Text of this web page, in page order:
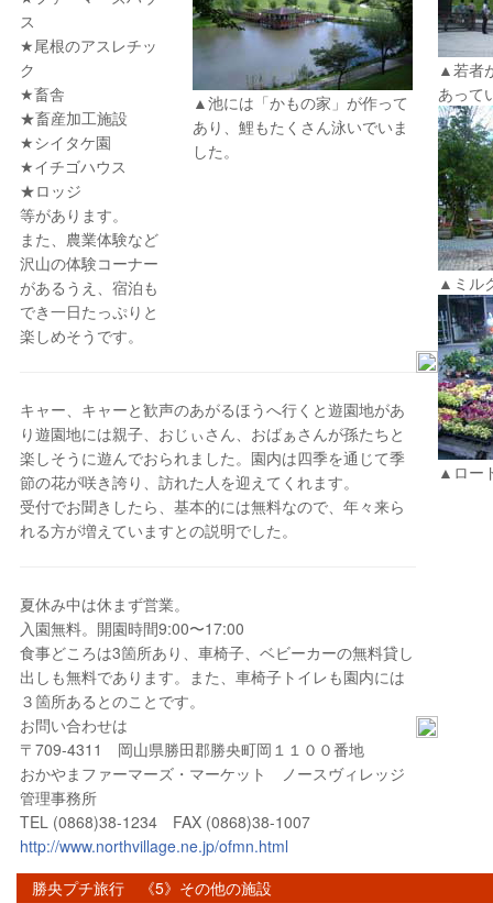
▲若者
あって
▲ミル
▲ロー
ス
★尾根のアスレチッ
ク
★畜舎
★畜産加工施設
★シイタケ園
★イチゴハウス
★ロッジ
等があります。
また、農業体験など
沢山の体験コーナー
があるうえ、宿泊も
でき一日たっぷりと
楽しめそうです。
▲池には「かもの家」が作って
あり、鯉もたくさん泳いでいま
した。
キャー、キャーと歓声のあがるほうへ行くと遊園地があ
り遊園地には親子、おじぃさん、おばぁさんが孫たちと
楽しそうに遊んでおられました。園内は四季を通じて季
節の花が咲き誇り、訪れた人を迎えてくれます。
受付でお聞きしたら、基本的には無料なので、年々来ら
れる方が増えていますとの説明でした。
夏休み中は休まず営業。
入園無料。開園時間9:00〜17:00
食事どころは3箇所あり、車椅子、ベビーカーの無料貸し
出しも無料であります。また、車椅子トイレも園内には
３箇所あるとのことです。
お問い合わせは
〒709-4311 岡山県勝田郡勝央町岡１１００番地
おかやまファーマーズ・マーケット ノースヴィレッジ
管理事務所
TEL (0868)38-1234 FAX (0868)38-1007
http://www.northvillage.ne.jp/ofmn.html
勝央プチ旅行 《5》その他の施設